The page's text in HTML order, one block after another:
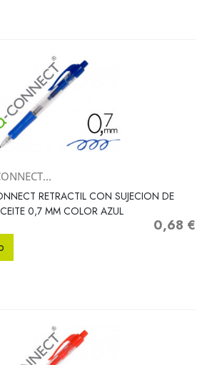
RETRACTIL CON SUJECION DE
0,7 MM COLOR AZUL
Precio
0,68 €